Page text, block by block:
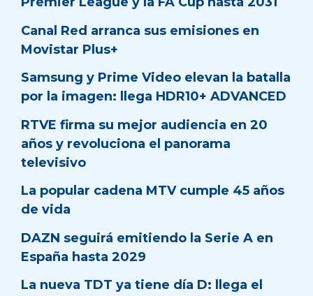
Canal Red arranca sus emisiones en
Movistar Plus+
Samsung y Prime Video elevan la batalla
por la imagen: llega HDR10+ ADVANCED
RTVE firma su mejor audiencia en 20
años y revoluciona el panorama
televisivo
La popular cadena MTV cumple 45 años
de vida
DAZN seguirá emitiendo la Serie A en
España hasta 2029
La nueva TDT ya tiene día D: llega el